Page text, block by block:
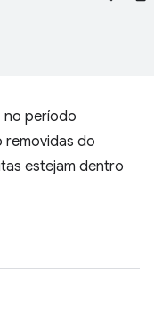
no período
removidas do
estejam dentro